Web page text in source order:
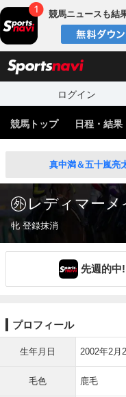
競馬ニュースも結
ログイン
競馬トップ 日程・結果
真中満＆五十嵐亮
レディマーメ
牝 登録抹消
先週的中
プロフィール
生年月日 2002年2月
毛色 鹿毛